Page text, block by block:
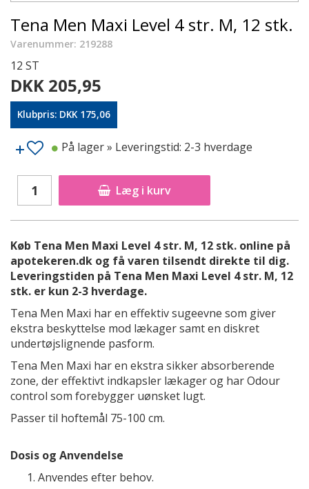
Tena Men Maxi Level 4 str. M, 12 stk.
Varenummer: 219288
12 ST
DKK 205,95
Klubpris: DKK 175,06
Læg i kurv
På lager» Leveringstid: 2-3 hverdage
Køb Tena Men Maxi Level 4 str. M, 12 stk. online på
apotekeren.dk og få varen tilsendt direkte til dig.
Leveringstiden på Tena Men Maxi Level 4 str. M, 12
stk. er kun 2-3 hverdage.
Tena Men Maxi har en effektiv sugeevne som giver
ekstra beskyttelse mod lækager samt en diskret
undertøjslignende pasform.
Tena Men Maxi har en ekstra sikker absorberende
zone, der effektivt indkapsler lækager og har Odour
control som forebygger uønsket lugt.
Passer til hoftemål 75-100 cm.
Dosis og Anvendelse
Anvendes efter behov.